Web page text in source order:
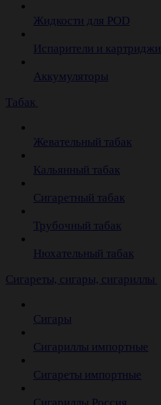
Жидкости для POD
Испарители и картриджи
Аккумуляторы
Табак
Жевательный табак
Кальянный табак
Сигаретный табак
Трубочный табак
Нюхательный табак
Cигареты, сигары, сигариллы
Сигары
Сигариллы импортные
Сигареты импортные